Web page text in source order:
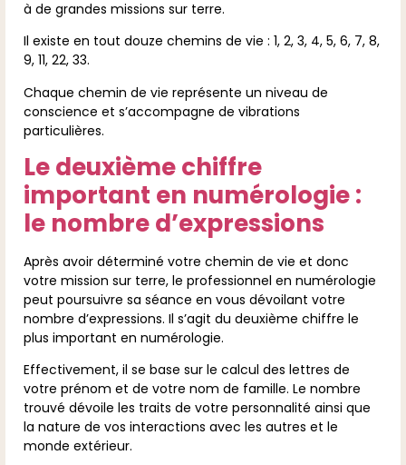
à de grandes missions sur terre.
Il existe en tout douze chemins de vie : 1, 2, 3, 4, 5, 6, 7, 8,
9, 11, 22, 33.
Chaque chemin de vie représente un niveau de
conscience et s’accompagne de vibrations
particulières.
Le deuxième chiffre
important en numérologie :
le nombre d’expressions
Après avoir déterminé votre chemin de vie et donc
votre mission sur terre, le professionnel en numérologie
peut poursuivre sa séance en vous dévoilant votre
nombre d’expressions. Il s’agit du deuxième chiffre le
plus important en numérologie.
Effectivement, il se base sur le calcul des lettres de
votre prénom et de votre nom de famille. Le nombre
trouvé dévoile les traits de votre personnalité ainsi que
la nature de vos interactions avec les autres et le
monde extérieur.